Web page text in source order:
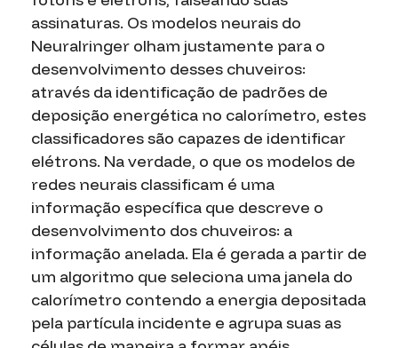
assinaturas. Os modelos neurais do
Neuralringer olham justamente para o
desenvolvimento desses chuveiros:
através da identificação de padrões de
deposição energética no calorímetro, estes
classificadores são capazes de identificar
elétrons. Na verdade, o que os modelos de
redes neurais classificam é uma
informação específica que descreve o
desenvolvimento dos chuveiros: a
informação anelada. Ela é gerada a partir de
um algoritmo que seleciona uma janela do
calorímetro contendo a energia depositada
pela partícula incidente e agrupa suas as